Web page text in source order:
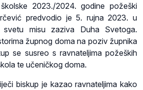
2023./2024. godine požeški
predvodio je 5. rujna 2023. u
svetu misu zaziva Duha Svetoga.
župnog doma na poziv župnika
se susreo s ravnateljima požeških
te učeničkog doma.
biskup je kazao ravnateljima kako